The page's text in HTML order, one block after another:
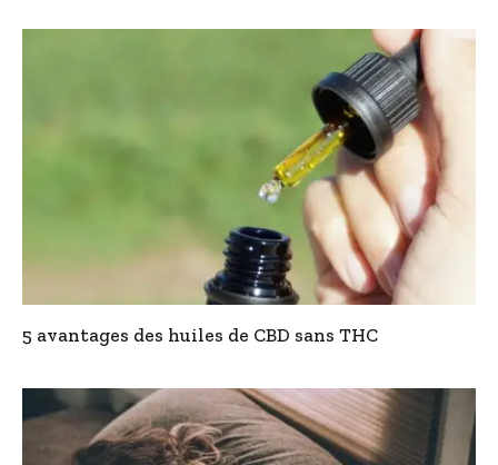
5 avantages des huiles de CBD sans THC